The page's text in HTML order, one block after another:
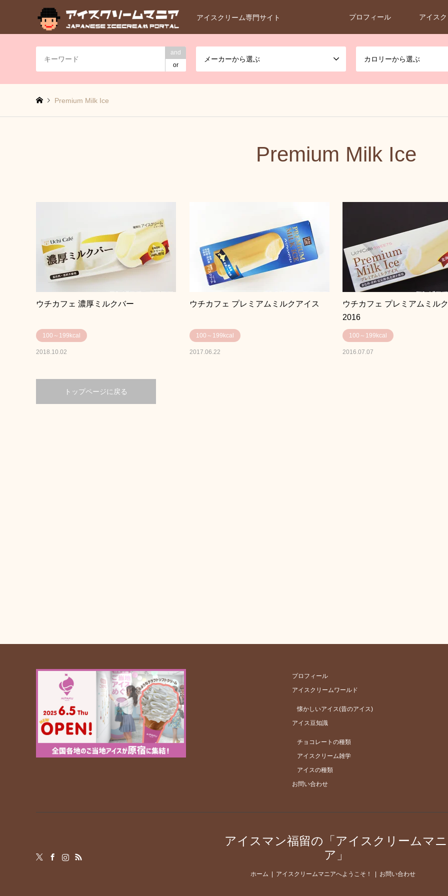
アイスクリーム専門サイト プロフィール アイス
and
or
メーカーから選ぶ カロリーから選ぶ
Premium Milk Ice
Premium Milk Ice
ウチカフェ 濃厚ミルクバー
100～199kcal
2018.10.02
ウチカフェ プレミアムミルクアイス
100～199kcal
2017.06.22
ウチカフェ プレミアムミル
2016
100～199kcal
2016.07.07
トップページに戻る
プロフィール
アイスクリームワールド
懐かしいアイス(昔のアイス)
アイス豆知識
チョコレートの種類
アイスクリーム雑学
アイスの種類
お問い合わせ
アイスマン福留の「アイスクリームマニ
ア」
ホーム アイスクリームマニアへようこそ！ お問い合わせ